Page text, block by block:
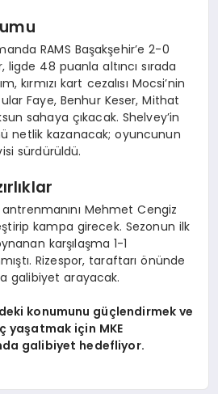
RAMS Başakşehir’e 2-0
48 puanla altıncı sırada
kırmızı kart cezalısı Mocsi’nin
Faye, Benhur Keser, Mithat
sahaya çıkacak. Shelvey’in
netlik kazanacak; oyuncunun
sürdürüldü.
Mehmet Cengiz
kampa girecek. Sezonun ilk
karşılaşma 1-1
Rizespor, taraftarı önünde
galibiyet arayacak.
konumunu güçlendirmek ve
yaşatmak için MKE
galibiyet hedefliyor.